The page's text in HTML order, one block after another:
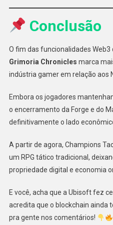
Conclusão
O fim das funcionalidades Web3
Grimoria Chronicles marca
indústria gamer em relação aos
Embora os jogadores
o encerramento da Forge e do
definitivamente o lado
A partir de agora, Champions
um RPG tático tradicional,
propriedade digital e economia
E você, acha que a Ubisoft fez
acredita que o blockchain ainda
pra gente nos comentários!